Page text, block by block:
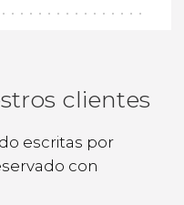
clientes
escritas por
con